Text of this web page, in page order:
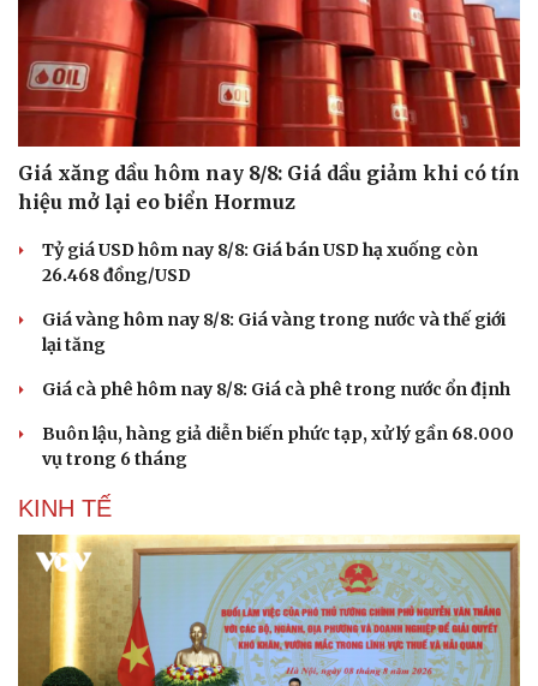
Giá xăng dầu hôm nay 8/8: Giá dầu giảm khi có tín
hiệu mở lại eo biển Hormuz
Tỷ giá USD hôm nay 8/8: Giá bán USD hạ xuống còn
26.468 đồng/USD
Giá vàng hôm nay 8/8: Giá vàng trong nước và thế giới
lại tăng
Giá cà phê hôm nay 8/8: Giá cà phê trong nước ổn định
Buôn lậu, hàng giả diễn biến phức tạp, xử lý gần 68.000
vụ trong 6 tháng
KINH TẾ